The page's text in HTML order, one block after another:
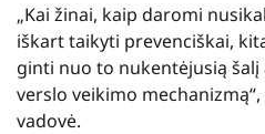
„Kai žinai, kaip daromi
iškart taikyti prevenciškai,
ginti nuo to nukentėjusią
verslo veikimo
vadovė.